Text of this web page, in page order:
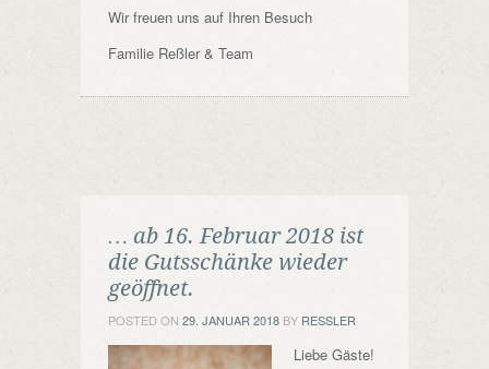
Wir freuen uns auf Ihren Besuch
Familie Reßler & Team
… ab 16. Februar 2018 ist
die Gutsschänke wieder
geöffnet.
POSTED ON 29. JANUAR 2018 BY RESSLER
Liebe Gäste!